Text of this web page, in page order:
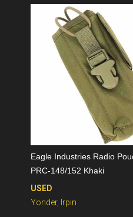
Eagle Industries Radio
PRC-148/152 Khaki
USED
Yonder, Irpin